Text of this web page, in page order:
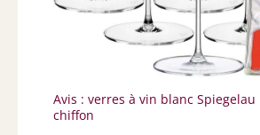
Avis : verres à vin blanc
chiffon